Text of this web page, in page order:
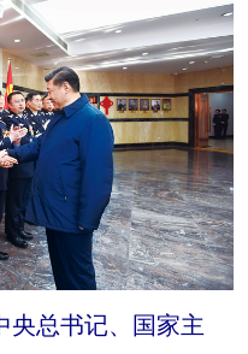
总书记、国家主